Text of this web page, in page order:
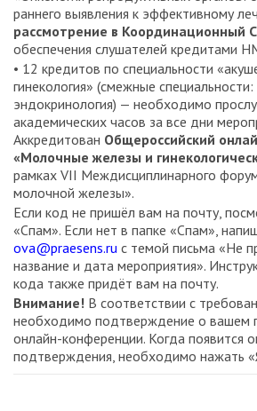
раннего выявления к эффективному
рассмотрение в Координационный
обеспечения слушателей кредитами
• 12 кредитов по специальности
гинекология» (смежные специальности:
эндокринология) — необходимо
академических часов за все дни
Аккредитован Общероссийский
«Молочные железы и
рамках VII Междисциплинарного
молочной железы».
Если код не пришёл вам на почту,
«Спам». Если нет в папке «Спам»,
ova@praesens.ru с темой письма «Не
название и дата мероприятия».
кода также придёт вам на почту.
Внимание! В соответствии с
необходимо подтверждение о вашем
онлайн-конференции. Когда появится
подтверждения, необходимо нажать